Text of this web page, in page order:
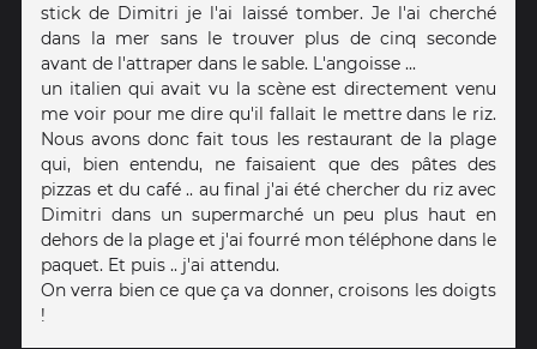
stick de Dimitri je l'ai laissé tomber. Je l'ai cherché
dans la mer sans le trouver plus de cinq seconde
avant de l'attraper dans le sable. L'angoisse ...
un italien qui avait vu la scène est directement venu
me voir pour me dire qu'il fallait le mettre dans le riz.
Nous avons donc fait tous les restaurant de la plage
qui, bien entendu, ne faisaient que des pâtes des
pizzas et du café .. au final j'ai été chercher du riz avec
Dimitri dans un supermarché un peu plus haut en
dehors de la plage et j'ai fourré mon téléphone dans le
paquet. Et puis .. j'ai attendu.
On verra bien ce que ça va donner, croisons les doigts
!